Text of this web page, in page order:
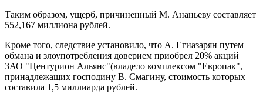
Таким образом, ущерб, причиненный М. Ананьеву составляет
552,167 миллиона рублей.
Кроме того, следствие установило, что А. Егиазарян путем
обмана и злоупотребления доверием приобрел 20% акций
ЗАО "Центурион Альянс"(владело комплексом "Европак",
принадлежащих господину В. Смагину, стоимость которых
составила 1,5 миллиарда рублей.